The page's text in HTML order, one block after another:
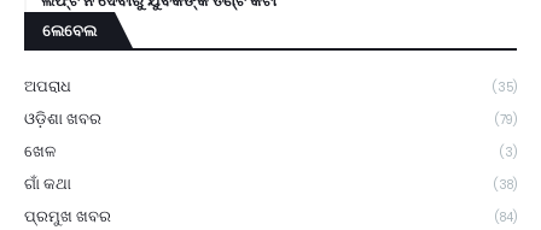
ଲେବେଲ
ଅପରାଧ (35)
ଓଡ଼ିଶା ଖବର (79)
ଖେଳ (3)
ଗାଁ କଥା (38)
ପ୍ରମୁଖ ଖବର (84)